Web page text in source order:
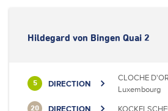
Hildegard von Bingen Quai 2
5 DIRECTION
CLOCHE
Luxembourg
20 DIRECTION